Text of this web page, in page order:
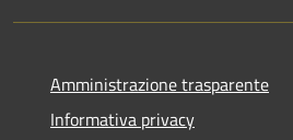
Amministrazione trasparente
Informativa privacy